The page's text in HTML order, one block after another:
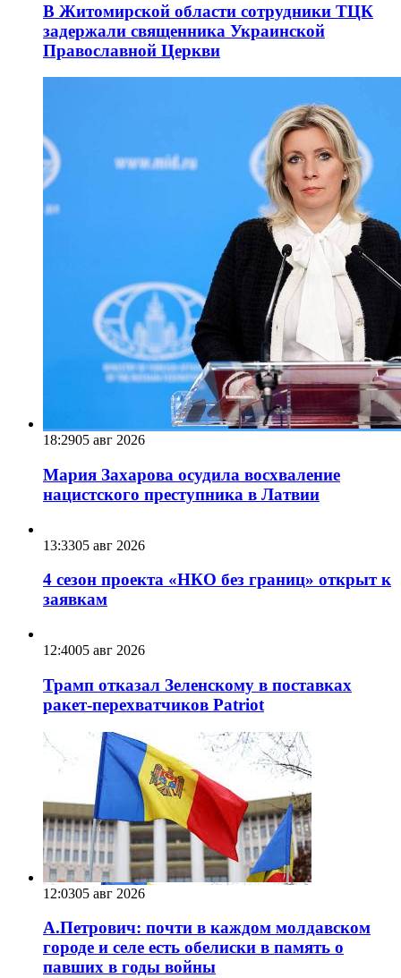
В Житомирской области сотрудники ТЦК
задержали священника Украинской
Православной Церкви
18:2905 авг 2026
Мария Захарова осудила восхваление
нацистского преступника в Латвии
13:3305 авг 2026
4 сезон проекта «НКО без границ» открыт к
заявкам
12:4005 авг 2026
Трамп отказал Зеленскому в поставках
ракет-перехватчиков Patriot
12:0305 авг 2026
А.Петрович: почти в каждом молдавском
городе и селе есть обелиски в память о
павших в годы войны